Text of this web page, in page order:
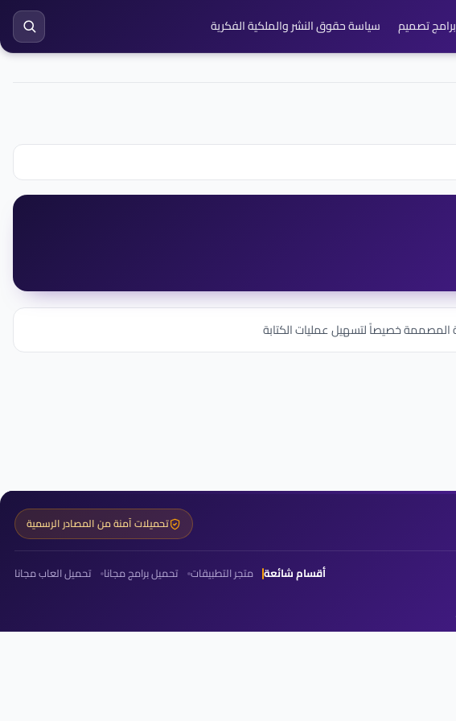
برامج تصميم سياسة حقوق النشر والملكية الفكرية
تحميلات آمنة من المصادر الرسمية
أقسام شائعة متجر التطبيقات تحميل برامج مجانا تحميل العاب مجانا